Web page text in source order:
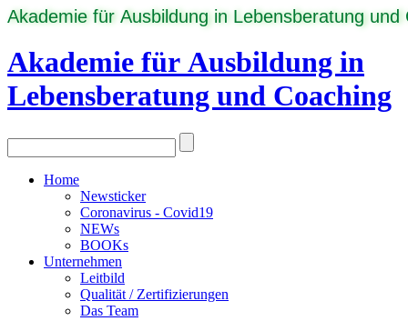
Akademie für Ausbildung in Lebensberatung und
Akademie für Ausbildung in
Lebensberatung und Coaching
Home
Newsticker
Coronavirus - Covid19
NEWs
BOOKs
Unternehmen
Leitbild
Qualität / Zertifizierungen
Das Team